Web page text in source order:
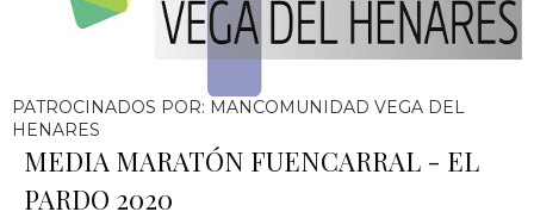
PATROCINADOS POR: MANCOMUNIDAD VEGA DEL
HENARES
MEDIA MARATÓN FUENCARRAL - EL
PARDO 2020